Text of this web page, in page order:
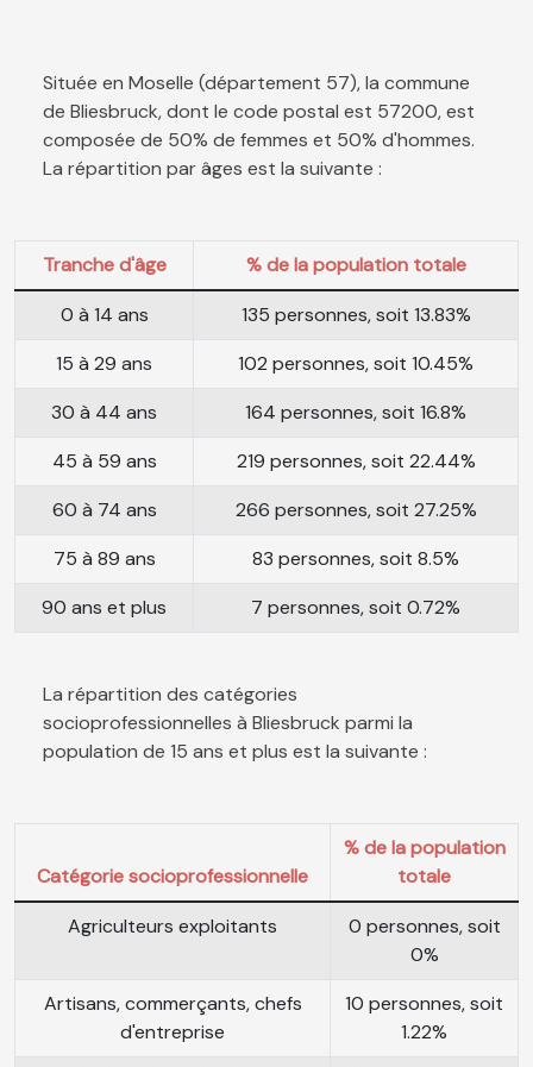
Située en Moselle (département 57), la commune
de Bliesbruck, dont le code postal est 57200, est
composée de 50% de femmes et 50% d'hommes.
La répartition par âges est la suivante :
Tranche d'âge
% de la population totale
0 à 14 ans
135 personnes, soit 13.83%
15 à 29 ans
102 personnes, soit 10.45%
30 à 44 ans
164 personnes, soit 16.8%
45 à 59 ans
219 personnes, soit 22.44%
60 à 74 ans
266 personnes, soit 27.25%
75 à 89 ans
83 personnes, soit 8.5%
90 ans et plus
7 personnes, soit 0.72%
La répartition des catégories
socioprofessionnelles à Bliesbruck parmi la
population de 15 ans et plus est la suivante :
Catégorie socioprofessionnelle
% de la population
totale
Agriculteurs exploitants
0 personnes, soit
0%
Artisans, commerçants, chefs
d'entreprise
10 personnes, soit
1.22%